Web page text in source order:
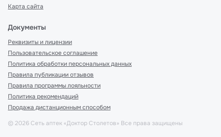
Карта сайта
Документы
Реквизиты и лицензии
Пользовательское соглашение
Политика обработки персональных данных
Правила публикации отзывов
Правила программы лояльности
Политика рекомендаций
Продажа дистанционным способом
© 2026 Сеть аптек «Доктор Столетов» Все права защищены